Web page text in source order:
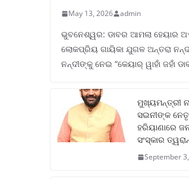
May 13, 2026 admin
ଭୁବନେଶ୍ୱର: ଡାବର ଆମଲା ହେୟାର
ଲୋକପ୍ରିୟ ଗାୟିକା ଯୁଗଳ ଅନ୍ତରା
ନନ୍ଦୀଙ୍କୁ ନେଇ “କେୟାର୍ ୱାହାଁ ଜହାଁ
ମୁଖ୍ୟମନ୍ତ୍ରୀ
ସଇନୀଙ୍କ
ହରିୟାଣାରେ
ସଂସ୍କାର
September